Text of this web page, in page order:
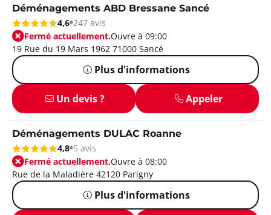
Déménagements ABD Bressane Sancé
4,6 247 avis
Fermé actuellement.Ouvre à 09:00
19 Rue du 19 Mars 1962 71000 Sancé
Plus d'informations
Un devis ? Appeler
Déménagements DULAC Roanne
4,8 5 avis
Fermé actuellement.Ouvre à 08:00
Rue de la Maladière 42120 Parigny
Plus d'informations